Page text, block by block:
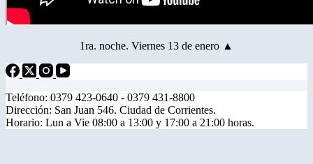
1ra. noche. Viernes 13 de enero ▲
Teléfono: 0379 423-0640 - 0379 431-8800
Dirección: San Juan 546. Ciudad de Corrientes.
Horario: Lun a Vie 08:00 a 13:00 y 17:00 a 21:00 horas.